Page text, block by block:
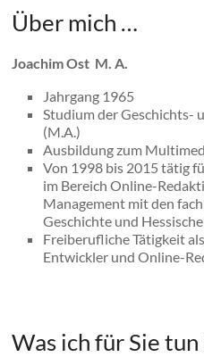
Über mich …
Joachim Ost M. A.
Jahrgang 1965
Studium der Geschichts-
(M.A.)
Ausbildung zum
Von 1998 bis 2015 tätig
im Bereich Online-
Management mit den
Geschichte und
Freiberufliche Tätigkeit
Entwickler und Online-
Was ich für Sie tun